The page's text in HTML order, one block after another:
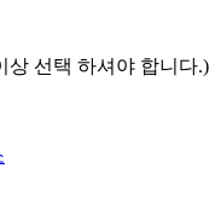
상 선택 하셔야 합니다.)